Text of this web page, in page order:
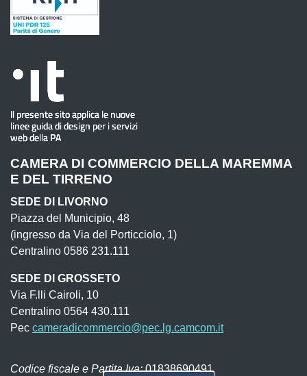
CAMERA DI COMMERCIO DELLA MAREMMA
E DEL TIRRENO
SEDE DI LIVORNO
Piazza del Municipio, 48
(ingresso da Via del Porticciolo, 1)
Centralino 0586 231.111
SEDE DI GROSSETO
Via F.lli Cairoli, 10
Centralino 0564 430.111
Pec cameradicommercio@pec.lg.camcom.it
Codice fiscale e Partita Iva:01838690491